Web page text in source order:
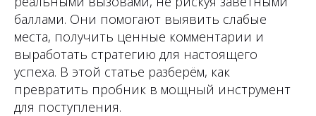
баллами. Они помогают выявить слабые
места, получить ценные комментарии и
выработать стратегию для настоящего
успеха. В этой статье разберём, как
превратить пробник в мощный инструмент
для поступления.